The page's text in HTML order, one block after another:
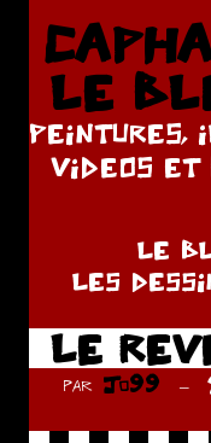
Aller
contenuLE
PEINTURES,
VIDEOS ET
LE
LES
LE
par Jo99